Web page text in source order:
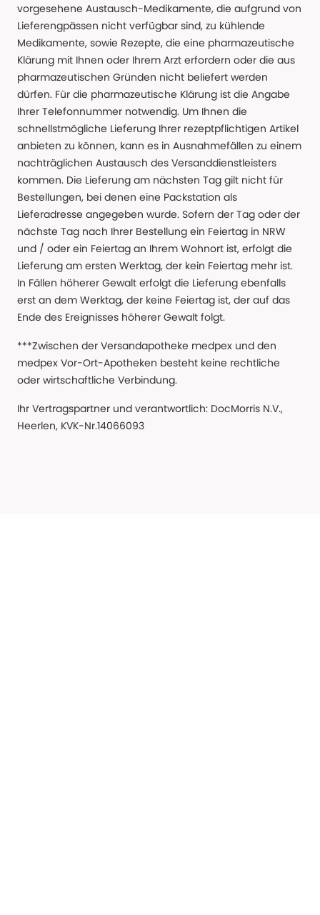
vorgesehene Austausch-Medikamente, die aufgrund von
Lieferengpässen nicht verfügbar sind, zu kühlende
Medikamente, sowie Rezepte, die eine pharmazeutische
Klärung mit Ihnen oder Ihrem Arzt erfordern oder die aus
pharmazeutischen Gründen nicht beliefert werden
dürfen. Für die pharmazeutische Klärung ist die Angabe
Ihrer Telefonnummer notwendig. Um Ihnen die
schnellstmögliche Lieferung Ihrer rezeptpflichtigen Artikel
anbieten zu können, kann es in Ausnahmefällen zu einem
nachträglichen Austausch des Versanddienstleisters
kommen. Die Lieferung am nächsten Tag gilt nicht für
Bestellungen, bei denen eine Packstation als
Lieferadresse angegeben wurde. Sofern der Tag oder der
nächste Tag nach Ihrer Bestellung ein Feiertag in NRW
und / oder ein Feiertag an Ihrem Wohnort ist, erfolgt die
Lieferung am ersten Werktag, der kein Feiertag mehr ist.
In Fällen höherer Gewalt erfolgt die Lieferung ebenfalls
erst an dem Werktag, der keine Feiertag ist, der auf das
Ende des Ereignisses höherer Gewalt folgt.
***Zwischen der Versandapotheke medpex und den
medpex Vor-Ort-Apotheken besteht keine rechtliche
oder wirtschaftliche Verbindung.
Ihr Vertragspartner und verantwortlich: DocMorris N.V.,
Heerlen, KVK-Nr.14066093